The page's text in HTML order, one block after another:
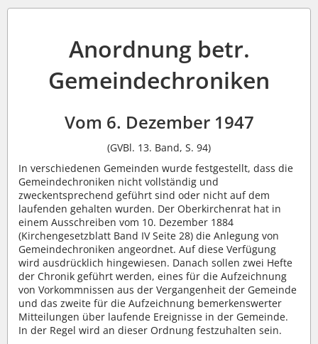
Anordnung betr.
Gemeindechroniken
Vom 6. Dezember 1947
(GVBl. 13. Band, S. 94)
In verschiedenen Gemeinden wurde festgestellt, dass die
Gemeindechroniken nicht vollständig und
zweckentsprechend geführt sind oder nicht auf dem
laufenden gehalten wurden. Der Oberkirchenrat hat in
einem Ausschreiben vom 10. Dezember 1884
(Kirchengesetzblatt Band IV Seite 28) die Anlegung von
Gemeindechroniken angeordnet. Auf diese Verfügung
wird ausdrücklich hingewiesen. Danach sollen zwei Hefte
der Chronik geführt werden, eines für die Aufzeichnung
von Vorkommnissen aus der Vergangenheit der Gemeinde
und das zweite für die Aufzeichnung bemerkenswerter
Mitteilungen über laufende Ereignisse in der Gemeinde.
In der Regel wird an dieser Ordnung festzuhalten sein.